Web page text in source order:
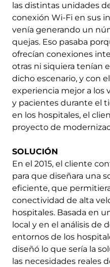
las distintas unidades
conexión Wi-Fi en sus
venía generando un
quejas. Eso pasaba
ofrecían conexiones
otras ni siquiera tenían
dicho escenario, y con
experiencia mejor a los
y pacientes durante el
en los hospitales, el
proyecto de
SOLUCIÓN
En el 2015, el cliente
para que diseñara una
eficiente, que
conectividad de alta
hospitales. Basada en
local y en el análisis de
entornos de los
diseñó lo que sería la
las necesidades reales